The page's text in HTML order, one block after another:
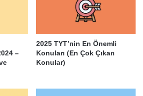
–
2025 TYT’nin En Önemli
Konuları (En Çok Çıkan
Konular)